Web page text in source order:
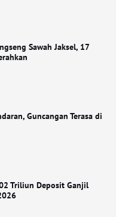
Sawah Jaksel, 17
Guncangan Terasa di
Triliun Deposit Ganjil